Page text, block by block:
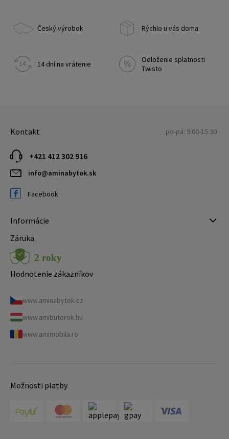
Český výrobok Rýchlo u vás doma
14 dní na vrátenie
Odloženie splatnosti
Twisto
Kontakt po-pá: 9:00-15:30
+421 412 302 916
info@aminabytok.sk
Facebook
Informácie
Záruka
Hodnotenie zákazníkov
www.aminabytek.cz
www.amibutorok.hu
www.amimobila.ro
Možnosti platby